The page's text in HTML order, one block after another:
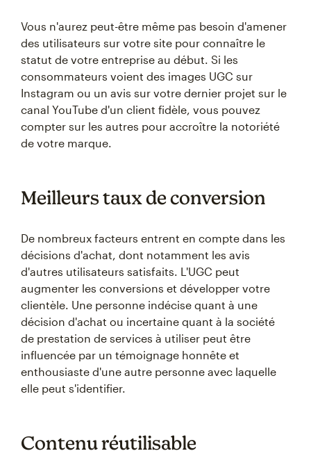
Vous n'aurez peut-être même pas besoin d'amener
des utilisateurs sur votre site pour connaître le
statut de votre entreprise au début. Si les
consommateurs voient des images UGC sur
Instagram ou un avis sur votre dernier projet sur le
canal YouTube d'un client fidèle, vous pouvez
compter sur les autres pour accroître la notoriété
de votre marque.
Meilleurs taux de conversion
De nombreux facteurs entrent en compte dans les
décisions d'achat, dont notamment les avis
d'autres utilisateurs satisfaits. L'UGC peut
augmenter les conversions et développer votre
clientèle. Une personne indécise quant à une
décision d'achat ou incertaine quant à la société
de prestation de services à utiliser peut être
influencée par un témoignage honnête et
enthousiaste d'une autre personne avec laquelle
elle peut s'identifier.
Contenu réutilisable